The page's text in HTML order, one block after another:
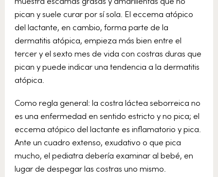
pican y suele curar por sí sola. El eccema atópico
del lactante, en cambio, forma parte de la
dermatitis atópica, empieza más bien entre el
tercer y el sexto mes de vida con costras duras que
pican y puede indicar una tendencia a la dermatitis
atópica.
Como regla general: la costra láctea seborreica no
es una enfermedad en sentido estricto y no pica; el
eccema atópico del lactante es inflamatorio y pica.
Ante un cuadro extenso, exudativo o que pica
mucho, el pediatra debería examinar al bebé, en
lugar de despegar las costras uno mismo.